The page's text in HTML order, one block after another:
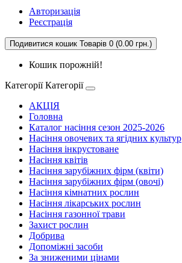
Авторизація
Реєстрація
Подивитися кошик Товарів 0 (0.00 грн.)
Кошик порожній!
Категорії Категорії
АКЦІЯ
Головна
Каталог насіння сезон 2025-2026
Насіння овочевих та ягідних культур
Насіння інкрустоване
Насіння квітів
Насіння зарубіжних фірм (квіти)
Насіння зарубіжних фірм (овочі)
Насіння кімнатних рослин
Насіння лікарських рослин
Насіння газонної трави
Захист рослин
Добрива
Допоміжні засоби
За зниженими цінами